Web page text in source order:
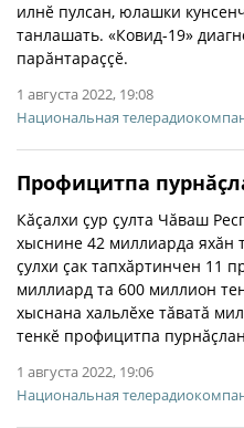
илнĕ пулсан, юлашки
танлашать. «Ковид-19»
парăнтараççĕ.
1 августа 2022, 19:08
Национальная
Профицитпа
Кăçалхи çур çулта Чăваш
хыснине 42 миллиарда яхăн
çулхи çак тапхăртинчен 11
миллиард та 600 миллион
хыснана хальлĕхе тăватă
тенкĕ профицитпа
1 августа 2022, 19:06
Национальная